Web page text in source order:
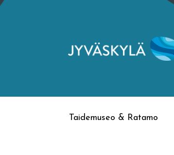
Siirry
Siirry
Taidemuseo & Ratamo